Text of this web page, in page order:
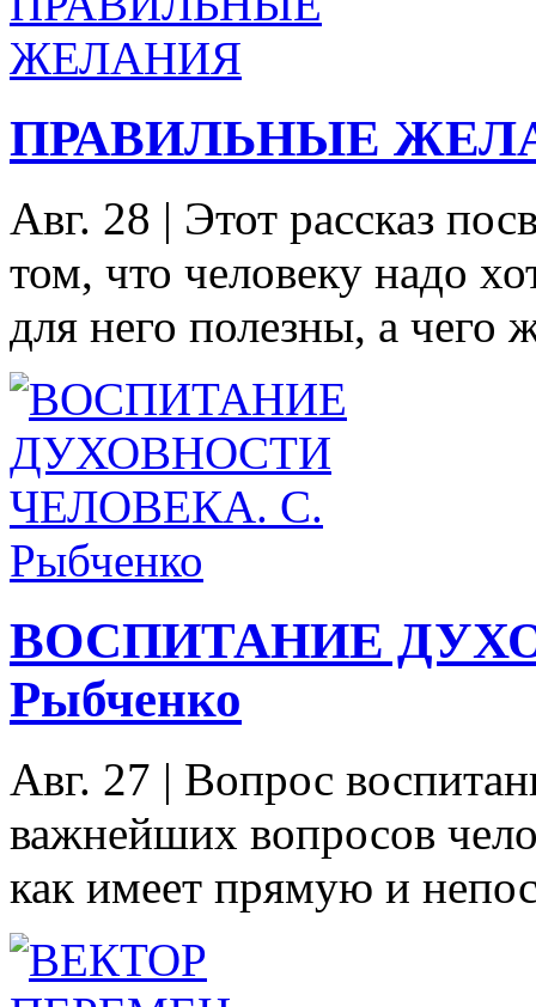
ПРАВИЛЬНЫЕ
Авг. 28 | Этот рассказ
том, что человеку надо
для него полезны, а чего
ВОСПИТАНИЕ
Рыбченко
Авг. 27 | Вопрос
важнейших вопросов
как имеет прямую и